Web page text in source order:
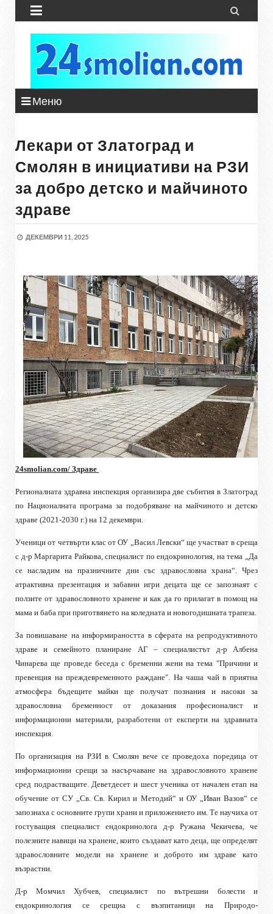
 
Меню
Лекари от Златоград и
Смолян в инициативи на РЗИ
за добро детско и майчиното
здраве
ДЕКЕМВРИ 11, 2025
24smolian.com/ Здраве
Регионалната здравна инспекция организира две събития в Златоград
по Националната програма за подобряване на майчиното и детско
здраве (2021-2030 г.) на 12 декември.
Ученици от четвърти клас от ОУ „Васил Левски“ ще участват в среща
с д-р Маргарита Райкова, специалист по ендокринология, на тема „Да
се насладим на празничните дни със здравословна храна“. Чрез
атрактивна презентация и забавни игри децата ще се запознаят с
ползите от здравословното хранене и как да го прилагат в помощ на
мама и баба при приготвянето на коледната и новогодишната трапеза.
За повишаване на информираността в сферата на репродуктивното
здраве и семейното планиране АГ – специалистът д-р Албена
Чинарева ще проведе беседа с бременни жени на тема "Причини и
превенция на преждевременното раждане". На чаша чай в приятна
атмосфера бъдещите майки ще получат познания и насоки за
здравословна бременност от доказания професионалист и
информационни материали, разработени от експерти на здравната
инспекция.
По организация на РЗИ в Смолян вече се проведоха поредица от
информационни срещи за насърчаване на здравословното хранене
сред подрастващите. Деветдесет и шест ученика от начален етап на
обучение от СУ „Св. Св. Кирил и Методий“ и ОУ „Иван Вазов“ се
запознаха с основните групи храни и приложението им. Те научиха от
гостуващия специалист ендокринолога д-р Ружана Чекичева, че
полезните навици на хранене, които създават като деца, ще определят
здравословните модели на хранене и доброто им здраве като
възрастни.
Д-р Момчил Хубчев, специалист по вътрешни болести и
ендокринология се срещна с възпитаници на Природо-